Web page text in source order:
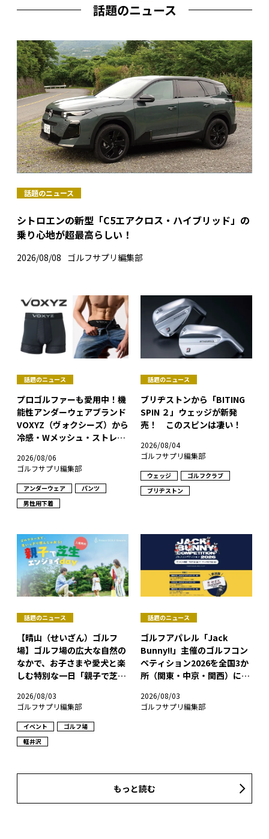
話題のニュース
話題のニュース
シトロエンの新型「C5エアクロス・ハイブリッド」の
乗り心地が超最高らしい！
2026/08/08 ゴルフサプリ編集部
話題のニュース
プロゴルファーも愛用中！機
能性アンダーウェアブランド
VOXYZ（ヴォクシーズ）から
冷感・Wメッシュ・ストレッ
載したボクサーパンツAIRが
新発売！
2026/08/06
ゴルフサプリ編集部
アンダーウェア
パンツ
男性用下着
話題のニュース
ブリヂストンから「BITING
SPIN ２」ウェッジが新発
売！ このスピンは凄い！
2026/08/04
ゴルフサプリ編集部
ウェッジ
ゴルフクラブ
ブリヂストン
話題のニュース
【晴山（せいざん）ゴルフ
場】ゴルフ場の広大な自然の
なかで、お子さまや愛犬と楽
しむ特別な一日「親子で芝生
2026/08/03
ゴルフサプリ編集部
イベント
ゴルフ場
軽井沢
話題のニュース
ゴルフアパレル「Jack
Bunny!!」主催のゴルフコン
ペティション2026を全国3か
所（関東・中京・関西）にて
2026/08/03
ゴルフサプリ編集部
もっと読む